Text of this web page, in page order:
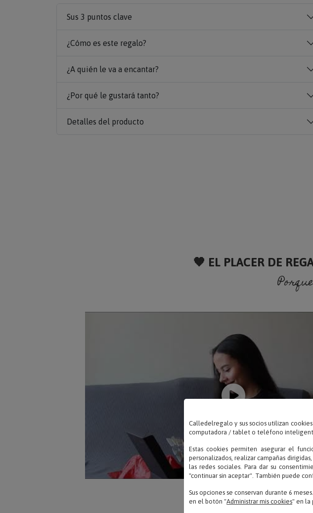
Sus 3 puntos clave
¿Cómo es este regalo?
¿A quién le va a encantar?
¿Por qué le gustará tanto?
Detalles del producto
🧡 EL PLACER DE
Porque
Calledelregalo y sus socios utilizan
computadora / tablet o teléfono
Estas cookies permiten asegurar el
personalizados, realizar campañas
las redes sociales. Para dar su
"continuar sin aceptar". También puede
Sus opciones se conservan durante 6
en el botón "Administrar mis cookies" en la